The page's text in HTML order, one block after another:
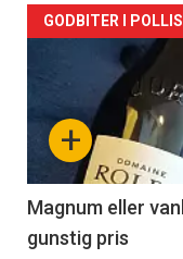
Forsiden
akkurat
nå
3
+
GODBITER I
Magnum eller
gunstig pris